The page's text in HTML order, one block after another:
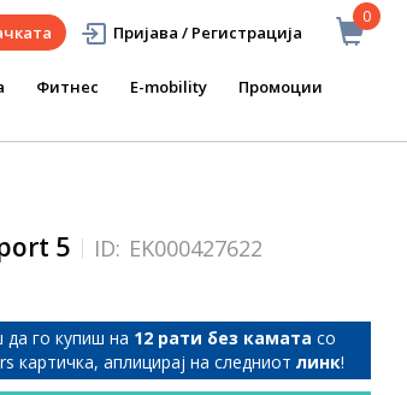
0
Пријава / Регистрација
Фитнес E-mobility Промоции
5 ID: EK000427622
го купиш на 12 рати без камата со
картичка, аплицирај на следниот линк!